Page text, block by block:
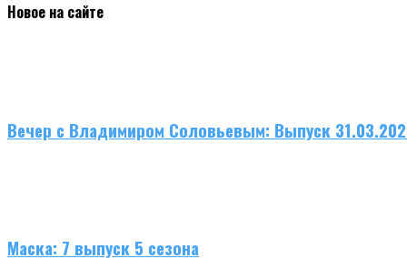
Новое на сайте
Вечер с Владимиром Соловьевым: Выпуск
Маска: 7 выпуск 5 сезона